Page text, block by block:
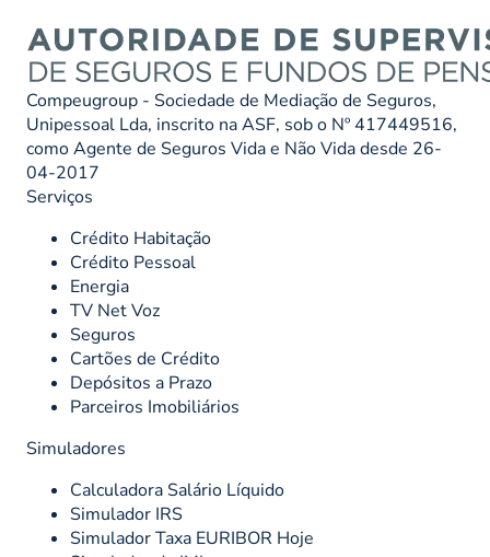
Compeugroup - Sociedade de Mediação de Seguros,
Unipessoal Lda, inscrito na ASF, sob o Nº 417449516,
como Agente de Seguros Vida e Não Vida desde 26-
04-2017
Serviços
Crédito Habitação
Crédito Pessoal
Energia
TV Net Voz
Seguros
Cartões de Crédito
Depósitos a Prazo
Parceiros Imobiliários
Simuladores
Calculadora Salário Líquido
Simulador IRS
Simulador Taxa EURIBOR Hoje